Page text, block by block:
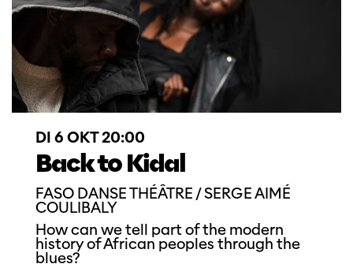
Back to Kidal
FASO DANSE THÉÂTRE / SERGE AIMÉ
COULIBALY
DI 6 OKT20:00
How can we tell part of the modern
history of African peoples through the
blues?